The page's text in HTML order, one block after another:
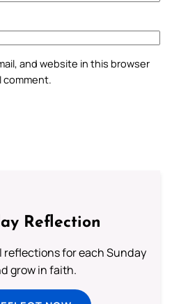
and website in this browser
comment.
Reflection
for each Sunday
grow in faith.